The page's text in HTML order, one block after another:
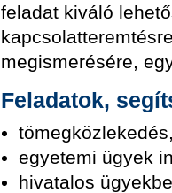
feladat kiváló
megismerésére,
Feladatok,
egyetemi ügyek
hivatalos